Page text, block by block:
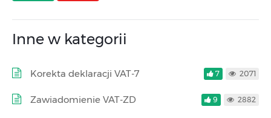
Inne w kategorii
Korekta deklaracji VAT-7 7 2071
Zawiadomienie VAT-ZD 9 2882